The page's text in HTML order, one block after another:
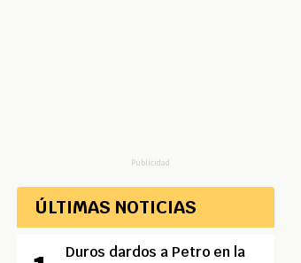
Publicidad
ÚLTIMAS NOTICIAS
Duros dardos a Petro en la